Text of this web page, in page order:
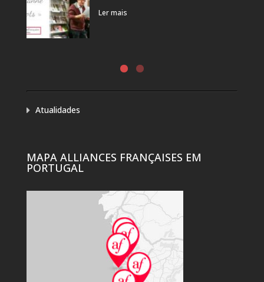
Ler mais
Atualidades
MAPA ALLIANCES FRANÇAISES EM
PORTUGAL